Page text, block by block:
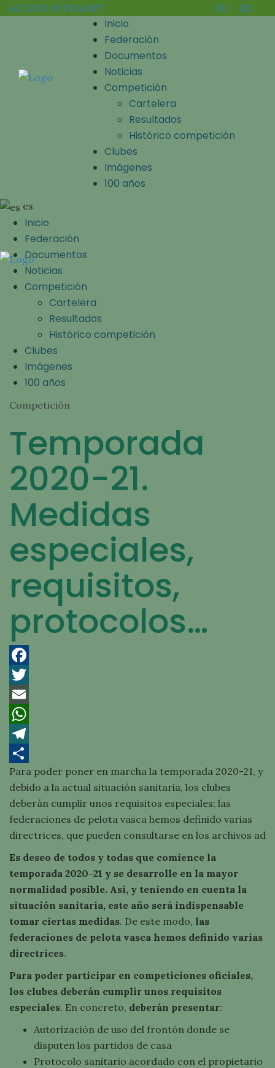
ACCESO INTRANET EU ES
Inicio
Federación
Documentos
Noticias
Competición
Cartelera
Resultados
Histórico competición
Clubes
Imágenes
100 años
es
Inicio
Federación
Documentos
Noticias
Competición
Cartelera
Resultados
Histórico competición
Clubes
Imágenes
100 años
Competición
Temporada
2020-21.
Medidas
especiales,
requisitos,
protocolos…
Facebook
Twitter
Email
WhatsApp
Telegram
Compartir
Para poder poner en marcha la temporada 2020-21, y
debido a la actual situación sanitaria, los clubes
deberán cumplir unos requisitos especiales; las
federaciones de pelota vasca hemos definido varias
directrices, que pueden consultarse en los archivos ad
Es deseo de todos y todas que comience la
temporada 2020-21 y se desarrolle en la mayor
normalidad posible. Así, y teniendo en cuenta la
situación sanitaria, este año será indispensable
tomar ciertas medidas. De este modo, las
federaciones de pelota vasca hemos definido varias
directrices.
Para poder participar en competiciones oficiales,
los clubes deberán cumplir unos requisitos
especiales. En concreto, deberán presentar:
Autorización de uso del frontón donde se
disputen los partidos de casa
Protocolo sanitario acordado con el propietario